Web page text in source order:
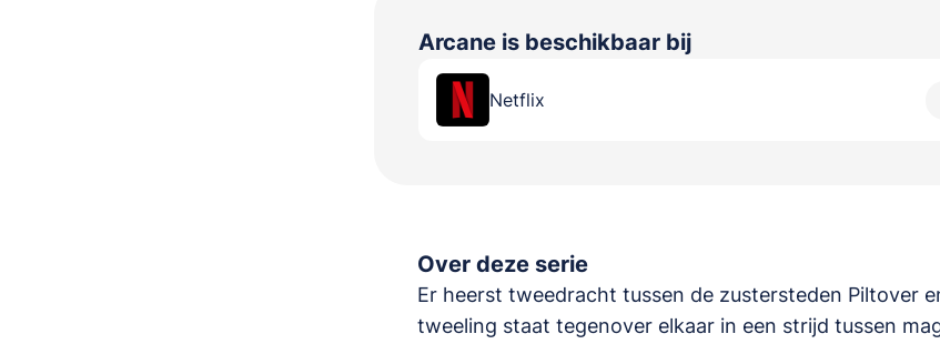
Arcane is beschikbaar bij
Netflix
Over deze serie
Er heerst tweedracht tussen de zustersteden Piltover
tweeling staat tegenover elkaar in een strijd tussen